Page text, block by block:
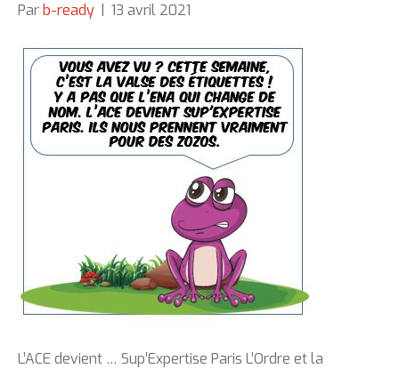
Par b-ready 13 avril 2021
L’ACE devient … Sup’Expertise Paris L’Ordre et la